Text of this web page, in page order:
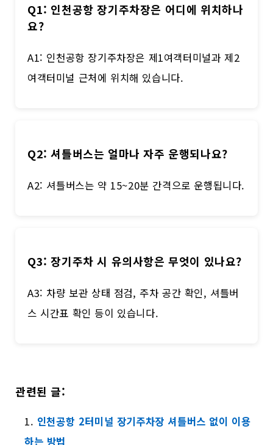
Q1: 인천공항 장기주차장은 어디에 위치하나
요?
A1: 인천공항 장기주차장은 제1여객터미널과 제2
여객터미널 근처에 위치해 있습니다.
Q2: 셔틀버스는 얼마나 자주 운행되나요?
A2: 셔틀버스는 약 15~20분 간격으로 운행됩니다.
Q3: 장기주차 시 유의사항은 무엇이 있나요?
A3: 차량 보관 상태 점검, 주차 공간 확인, 셔틀버
스 시간표 확인 등이 있습니다.
관련된 글:
인천공항 2터미널 장기주차장 셔틀버스 없이 이용
하는 방법